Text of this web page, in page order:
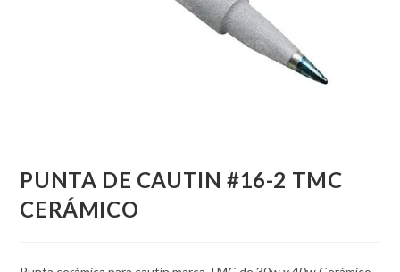
PUNTA DE CAUTIN #16-2 TMC
CERÁMICO